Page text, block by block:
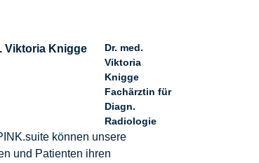
Dr. med.
Viktoria
Knigge
Fachärztin für
Diagn.
Radiologie
können unsere
und Patienten ihren